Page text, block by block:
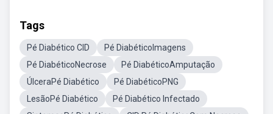
Tags
Pé Diabético CID
Pé DiabéticoImagens
Pé DiabéticoNecrose
Pé DiabéticoAmputação
ÚlceraPé Diabético
Pé DiabéticoPNG
LesãoPé Diabético
Pé Diabético Infectado